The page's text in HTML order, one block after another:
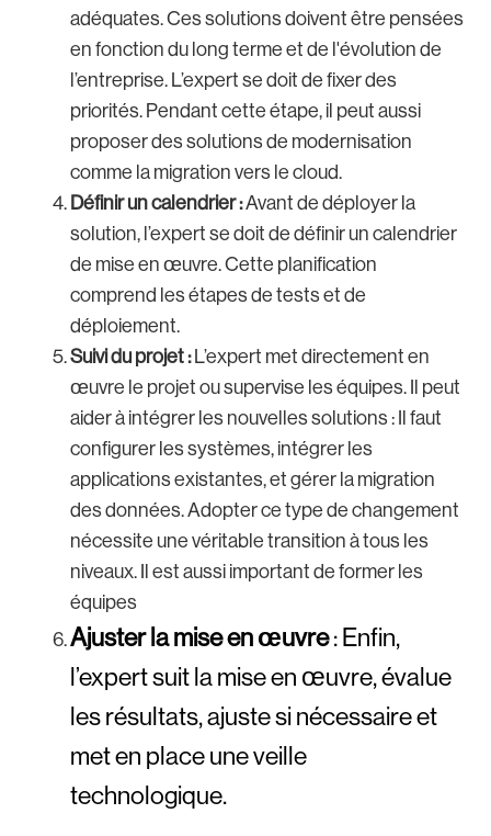
adéquates. Ces solutions doivent être pensées
en fonction du long terme et de l'évolution de
l’entreprise. L’expert se doit de fixer des
priorités. Pendant cette étape, il peut aussi
proposer des solutions de modernisation
comme la migration vers le cloud.
Définir un calendrier :Avant de déployer la
solution, l’expert se doit de définir un calendrier
de mise en œuvre. Cette planification
comprend les étapes de tests et de
déploiement.
Suivi du projet :L’expert met directement en
œuvre le projet ou supervise les équipes. Il peut
aider à intégrer les nouvelles solutions : Il faut
configurer les systèmes, intégrer les
applications existantes, et gérer la migration
des données. Adopter ce type de changement
nécessite une véritable transition à tous les
niveaux. Il est aussi important de former les
équipes
Ajuster la mise en œuvre: Enfin,
l’expert suit la mise en œuvre, évalue
les résultats, ajuste si nécessaire et
met en place une veille
technologique.